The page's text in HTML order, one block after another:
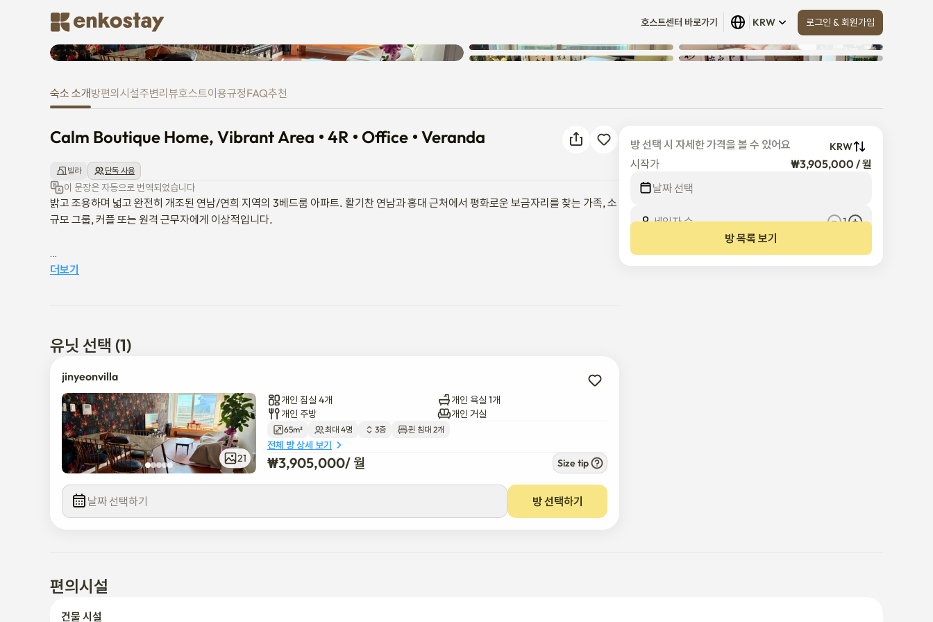
호스트센터 바로가기 KRW 로그인 & 회원가입
Calm Boutique Home, Vibrant Area • 4R • Office • Veranda
모두 보기 (16)
숙소 소개 방편의시설주변리뷰호스트이용규정FAQ추천
Calm Boutique Home, Vibrant Area • 4R •﻿﻿ Office ﻿﻿• Veranda
빌라 단독 사용
이 문장은 자동으로 번역되었습니다
밝고 조용하며 넓고 완전히 개조된 연남/연희 지역의 3베드룸 아파트. 활기찬 연남과 홍대 근처에서 평화로운 보금자리를 찾는 가족, 소
규모 그룹, 커플 또는 원격 근무자에게 이상적입니다.
[아파트]
    - 퀸 사이즈 침대가 각각 있고 가벼운 잠자는 사람들을 위한 커튼이 칠해진 침실 2개
    - 모니터, 노트북 스탠드, 매직 마우스, 매직 키보드가 장착된 원격 근무자를 위한 사무실 - 직접 가져올 필요는 없습니다.
    - 거실 + 주방(TV, 에어컨, 전자레인지, 밥솥, 에스프레소 머신, 식기세척기 등 주방 기기 포함), 요가 매트와 가벼운 웨이트를 포함한
기본 운동 세트.
    - 소나기와 전기 비데 화장실이 있는 욕실
    - 세탁기와 건조기, 건조대가 있는 베란다
    - 버스 정류장에서 1분 거리에 있습니다: 주로 서울의 모든 허브와 관심 있는 장소로 직접 연결됩니다. 인천으로 직행하는 공항버스는
더보기
유닛 선택 (1)
jinyeonvilla
21
개인 침실 4개
개인 욕실 1개
개인 주방
개인 거실
65m² 최대 4명 3층 퀸 침대 2개
전체 방 상세 보기
₩3,905,000/ 월 Size tip
날짜 선택하기 방 선택하기
방 선택 시 자세한 가격을 볼 수 있어요 KRW
시작가
₩3,905,000 / 월
날짜 선택
세입자 수
1
방 목록 보기
편의시설
건물 시설
다시 시도해 주세요.